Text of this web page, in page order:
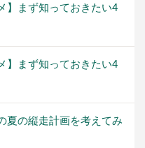
】まず知っておきたい4
】まず知っておきたい4
夏の縦走計画を考えてみ